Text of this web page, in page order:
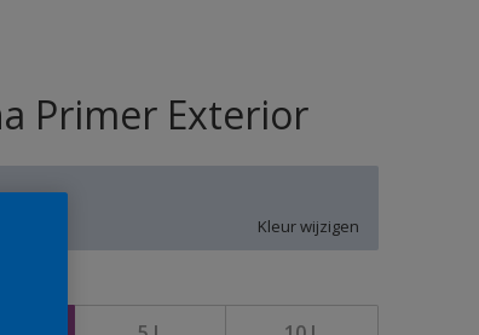
Primer Exterior
Kleur wijzigen